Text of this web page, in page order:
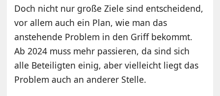
Doch nicht nur große Ziele sind entscheidend,
vor allem auch ein Plan, wie man das
anstehende Problem in den Griff bekommt.
Ab 2024 muss mehr passieren, da sind sich
alle Beteiligten einig, aber vielleicht liegt das
Problem auch an anderer Stelle.